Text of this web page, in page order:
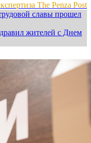
The Penza Post
славы прошел
жителей с Днем